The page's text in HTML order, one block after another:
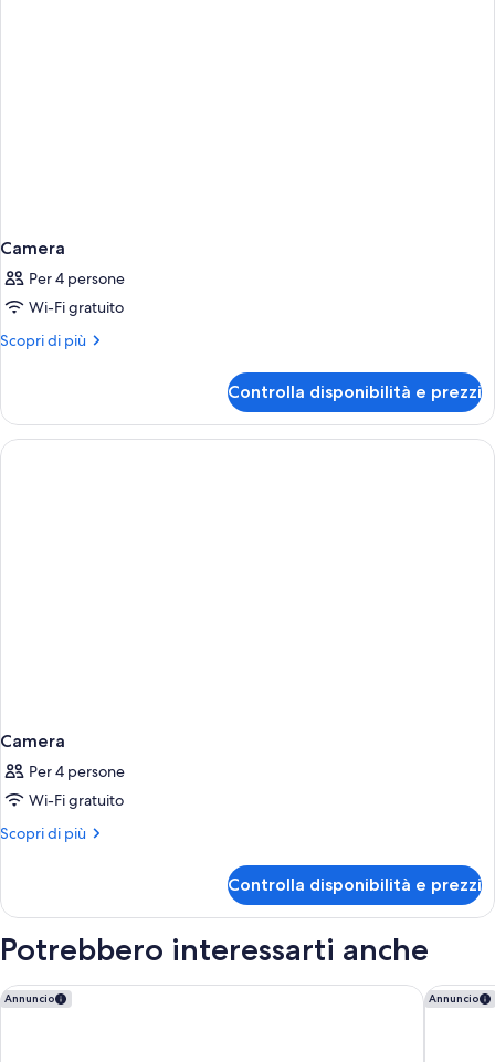
Camera
Per 4 persone
Wi-Fi gratuito
Scopri di più
Altri
Controlla disponibilità e prezzi
Camera
Per 4 persone
Wi-Fi gratuito
Scopri di più
Altri
Controlla disponibilità e prezzi
Potrebbero interessarti anche
Annuncio
Valia Bangkok Sukhumvit 24 by Kingston Hotels Annuncio